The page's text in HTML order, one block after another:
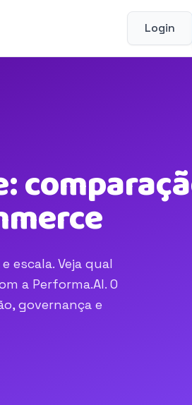
Login
escala. Veja qual
a Performa.AI. O
governança e